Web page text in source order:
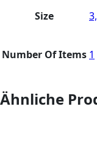
Size
Number Of Items 1
Ähnliche